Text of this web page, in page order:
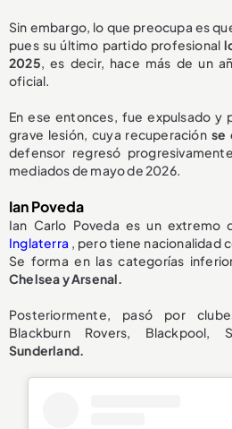
Sin embargo, lo que preocupa es
pues su último partido profesional
2025 , es decir, hace más de un
oficial.
En ese entonces, fue expulsado y
grave lesión, cuya recuperación se
defensor regresó
mediados de mayo de 2026.
Ian Poveda
Ian Carlo Poveda es un extremo
Inglaterra , pero tiene nacionalidad
Se forma en las categorías
Chelsea y Arsenal.
Posteriormente, pasó por
Blackburn Rovers, Blackpool,
Sunderland.